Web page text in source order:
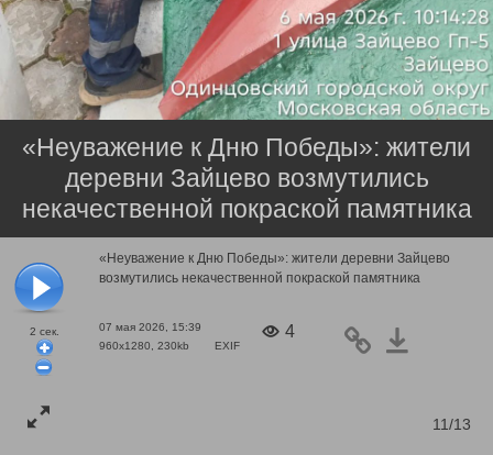
2 сек.
«Неуважение к Дню Победы»: жители деревни Зайцево
возмутились некачественной покраской памятника
07 мая 2026, 15:39
960x1280, 230kb
EXIF
4
11/13
«Неуважение к Дню Победы»: жители
деревни Зайцево возмутились
некачественной покраской памятника